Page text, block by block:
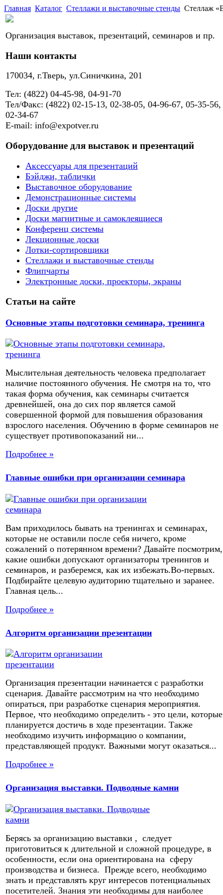
Главная Каталог Стеллажи и выставочные стенды Стеллаж
Организация выставок, презентаций, семинаров и пр.
Наши контакты
170034, г.Тверь, ул.Синичкина, 201
Тел: (4822) 04-45-98, 04-91-70
Тел/Факс: (4822) 02-15-13, 02-38-05, 04-96-67, 05-35-56,
02-34-67
E-mail: info@expotver.ru
Оборудование для выставок и презентаций
Аксессуары для презентаций
Бэйджи, таблички
Выставочное оборудование
Демонстрационные системы
Доски другие
Доски магнитные и самоклеящиеся
Конференц системы
Лекционные доски
Лотки-сортировщики
Стеллажи и выставочные стенды
Флипчарты
Электронные доски, проекторы, экраны
Статьи на сайте
Основные этапы подготовки семинара, тренинга
Мыслительная деятельность человека предполагает
наличие постоянного обучения. Не смотря на то, что
такая форма обучения, как семинары считается
древнейшей, она до сих пор является самой
совершенной формой для повышения образования
взрослого населения. Обучению в форме семинаров не
существует противопоказаний ни...
Подробнее »
Главные ошибки при организации семинара
Вам приходилось бывать на тренингах и семинарах,
которые не оставили после себя ничего, кроме
сожалений о потерянном времени? Давайте посмотрим,
какие ошибки допускают организаторы тренингов и
семинаров, и разберемся, как их избежать.Во-первых.
Подбирайте целевую аудиторию тщательно и заранее.
Главная цель...
Подробнее »
Алгоритм организации презентации
Организация презентации начинается с разработки
сценария. Давайте рассмотрим на что необходимо
опираться, при разработке сценария мероприятия.
Первое, что необходимо определить - это цели, которые
планируется достичь в ходе презентации. Также
необходимо изучить информацию о компании,
представляющей продукт. Важными могут оказаться...
Подробнее »
Организация выставки. Подводные камни
Берясь за организацию выставки , следует
приготовиться к длительной и сложной процедуре, в
особенности, если она ориентирована на сферу
производства и бизнеса. Прежде всего, необходимо
знать и представлять круг интересов потенциальных
посетителей. Знания эти необходимы для наиболее